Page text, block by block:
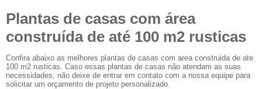
Plantas de casas com área
construída de até 100 m2 rusticas
Confira abaixo as melhores plantas de casas com area construida de ate
100 m2 rusticas. Caso essas plantas de casas não atendam as suas
necessidades, não deixe de entrar em contato com a nossa equipe para
solicitar um orçamento de projeto personalizado.